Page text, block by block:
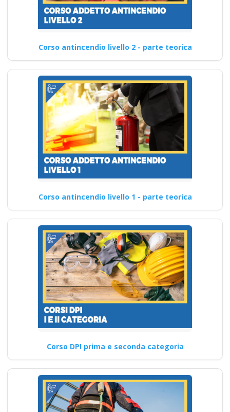
Corso antincendio livello 2 - parte teorica
Corso antincendio livello 1 - parte teorica
Corso DPI prima e seconda categoria